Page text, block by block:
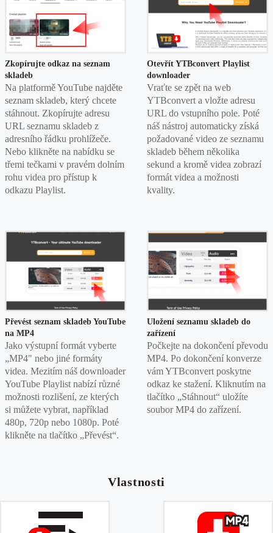
Zkopírujte odkaz na seznam
skladeb
Na platformě YouTube najděte
seznam skladeb, který chcete
stáhnout. Zkopírujte adresu
URL seznamu skladeb z
adresního řádku prohlížeče.
Nebo klikněte na nabídku se
třemi tečkami v pravém dolním
rohu videa pro přístup k
odkazu Playlist.
Otevřít YTBconvert Playlist
downloader
Vraťte se zpět na web
YTBconvert a vložte adresu
URL do vstupního pole. Poté
náš nástroj automaticky získá
požadované video ze seznamu
skladeb během několika
sekund a kromě videa zobrazí
formát videa a možnosti
kvality.
Převést seznam skladeb YouTube
na MP4
Jako výstupní formát vyberte
„MP4" nebo jiné formáty
videa. Mezitím náš downloader
YouTube Playlist nabízí různé
možnosti rozlišení, ze kterých
si můžete vybrat, například
480p, 720p nebo 1080p. Poté
klikněte na tlačítko „Převést“.
Uložení seznamu skladeb do
zařízení
Počkejte na dokončení převodu
MP4. Po dokončení konverze
vám YTBconvert poskytne
odkaz ke stažení. Kliknutím na
tlačítko „Stáhnout“ uložíte
soubor MP4 do zařízení.
Vlastnosti